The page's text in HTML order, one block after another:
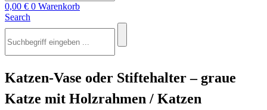
0,00 € 0 Warenkorb
Search
Katzen-Vase oder Stiftehalter – graue
Katze mit Holzrahmen / Katzen